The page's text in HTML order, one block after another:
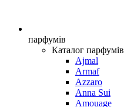
парфумів
Каталог парфумів
Ajmal
Armaf
Azzaro
Anna Sui
Amouage